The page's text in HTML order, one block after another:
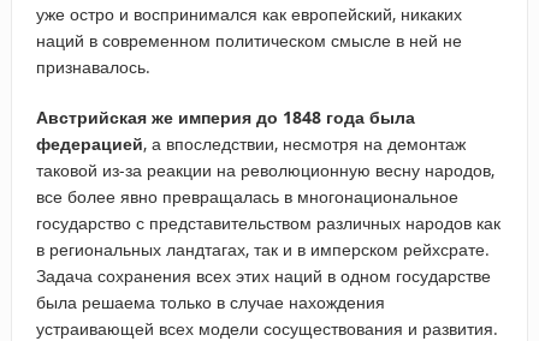
уже остро и воспринимался как европейский, никаких
наций в современном политическом смысле в ней не
признавалось.
Австрийская же империя до 1848 года была
федерацией, а впоследствии, несмотря на демонтаж
таковой из-за реакции на революционную весну народов,
все более явно превращалась в многонациональное
государство с представительством различных народов как
в региональных ландтагах, так и в имперском рейхсрате.
Задача сохранения всех этих наций в одном государстве
была решаема только в случае нахождения
устраивающей всех модели сосуществования и развития.